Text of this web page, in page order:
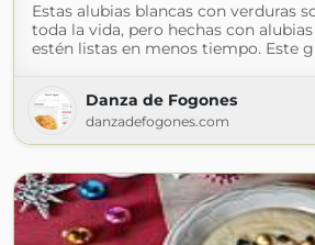
Estas alubias blancas con verduras
toda la vida, pero hechas con
estén listas en menos tiempo. Este
Danza de Fogones
danzadefogones.com